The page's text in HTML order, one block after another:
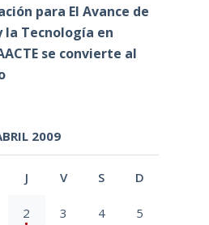
para El Avance de
la Tecnología en
se convierte al
2009
J V S D
2 3 4 5